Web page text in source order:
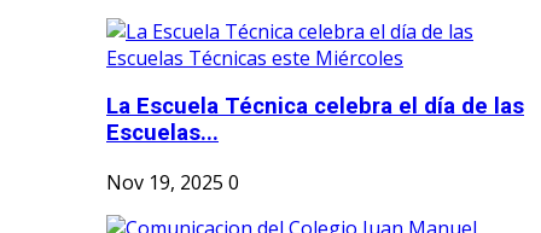
La Escuela Técnica celebra el día de las
Escuelas...
Nov 19, 2025 0